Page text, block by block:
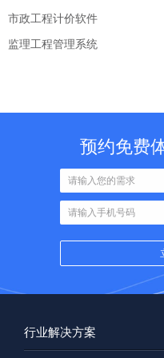
市政工程计价软件
监理工程管理系统
预约免费
行业解决方案